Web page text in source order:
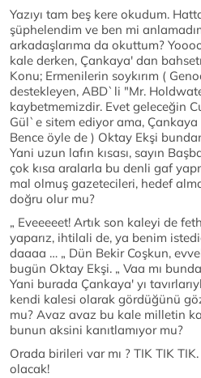
Yazıyı tam beş kere okudum.
şüphelendim ve ben mi
arkadaşlarıma da okuttum?
kale derken, Çankaya' dan
Konu; Ermenilerin soykırım (
destekleyen, ABD`li "Mr.
kaybetmemizdir. Evet geleceğin
Gül`e sitem ediyor ama, Çankaya
Bence öyle de ) Oktay Ekşi
Yani uzun lafın kısası, sayın
çok kısa aralarla bu denli gaf
mal olmuş gazetecileri, hedef
doğru olur mu?
„ Eveeeeet! Artık son kaleyi de
yaparız, ihtilali de, ya benim
daaaa … „ Dün Bekir Coşkun,
bugün Oktay Ekşi. „ Vaa mı
Yani burada Çankaya' yı
kendi kalesi olarak gördüğünü
mu? Avaz avaz bu kale milletin
bunun aksini kanıtlamıyor mu?
Orada birileri var mı ? TIK TIK
olacak!